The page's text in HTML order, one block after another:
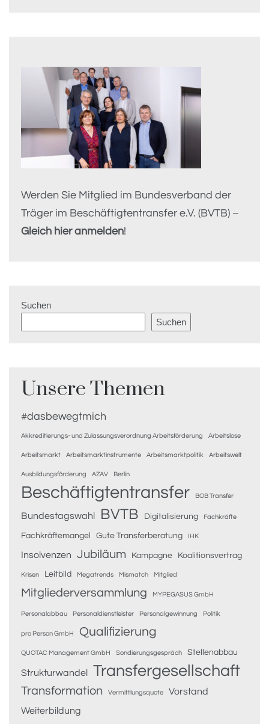
Werden Sie Mitglied im Bundesverband der
Träger im Beschäftigtentransfer e.V. (BVTB) –
Gleich hier anmelden!
Suchen
Suchen
Unsere Themen
#dasbewegtmich
Akkreditierungs- und Zulassungsverordnung Arbeitsförderung Arbeitslose
Arbeitsmarkt Arbeitsmarktinstrumente Arbeitsmarktpolitik Arbeitswelt
Ausbildungsförderung AZAV Berlin
Beschäftigtentransfer BOB Transfer
Bundestagswahl BVTB Digitalisierung Fachkräfte
Fachkräftemangel Gute Transferberatung IHK
Insolvenzen Jubiläum Kampagne Koalitionsvertrag
Krisen Leitbild Megatrends Mismatch Mitglied
Mitgliederversammlung MYPEGASUS GmbH
Personalabbau Personaldienstleister Personalgewinnung Politik
pro Person GmbH Qualifizierung
QUOTAC Management GmbH Sondierungsgespräch Stellenabbau
Strukturwandel Transfergesellschaft
Transformation Vermittlungsquote
Vorstand
Weiterbildung